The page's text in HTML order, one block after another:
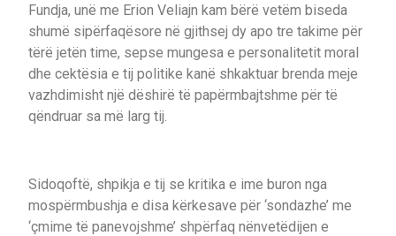
Fundja, unë me Erion Veliajn kam bërë vetëm biseda
shumë sipërfaqësore në gjithsej dy apo tre takime për
tërë jetën time, sepse mungesa e personalitetit moral
dhe cektësia e tij politike kanë shkaktuar brenda meje
vazhdimisht një dëshirë të papërmbajtshme për të
qëndruar sa më larg tij.
Sidoqoftë, shpikja e tij se kritika e ime buron nga
mospërmbushja e disa kërkesave për ‘sondazhe’ me
‘çmime të panevojshme’ shpërfaq nënvetëdijen e